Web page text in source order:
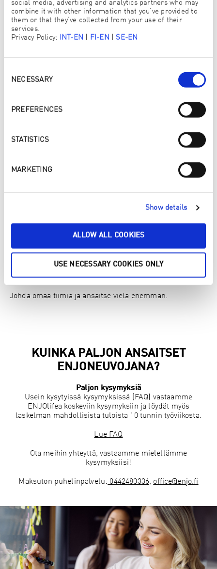
social media, advertising and analytics partners who may
combine it with other information that you’ve provided to
them or that they’ve collected from your use of their
services.
Privacy Policy: INT-EN FI-EN SE-EN
NECESSARY
PREFERENCES
STATISTICS
MARKETING
Show details
ALLOW ALL COOKIES
USE NECESSARY COOKIES ONLY
Johda omaa tiimiä ja ansaitse vielä enemmän.
KUINKA PALJON ANSAITSET
ENJONEUVOJANA?
Paljon kysymyksiä
Usein kysytyissä kysymyksissä (FAQ) vastaamme
ENJOlifea koskeviin kysymyksiin ja löydät myös
laskelman mahdollisista tuloista 10 tunnin työviikosta.
Lue FAQ
Ota meihin yhteyttä, vastaamme mielellämme
kysymyksiisi!
Maksuton puhelinpalvelu: 0442480336, office@enjo.fi